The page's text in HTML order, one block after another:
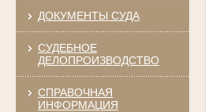
ДОКУМЕНТЫ СУДА
СУДЕБНОЕ
ДЕЛОПРОИЗВОДСТВО
СПРАВОЧНАЯ
ИНФОРМАЦИЯ